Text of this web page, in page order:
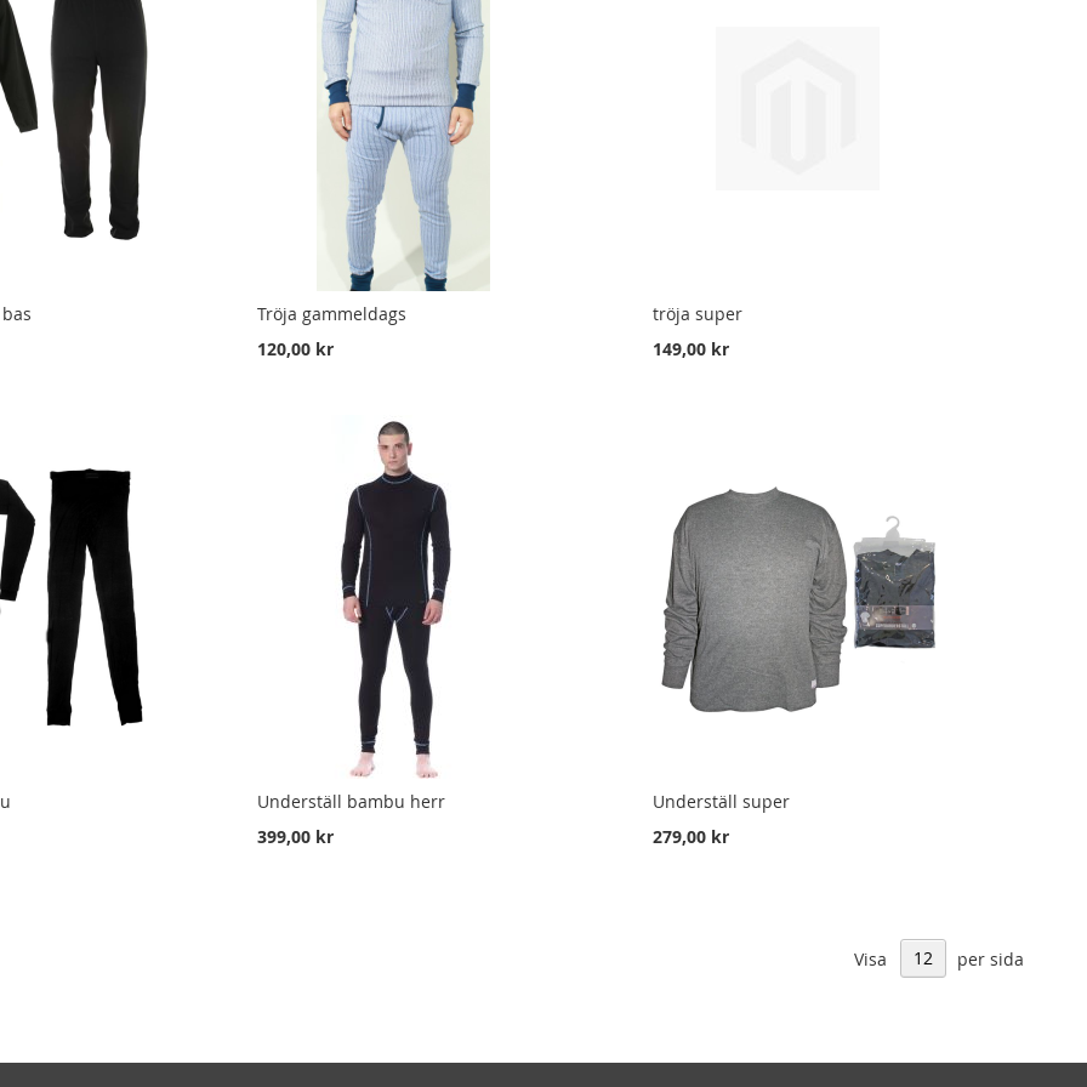
Tröja gammeldags
120,00 kr
tröja super
149,00 kr
Underställ bambu herr
399,00 kr
Underställ super
279,00 kr
Visa per sida